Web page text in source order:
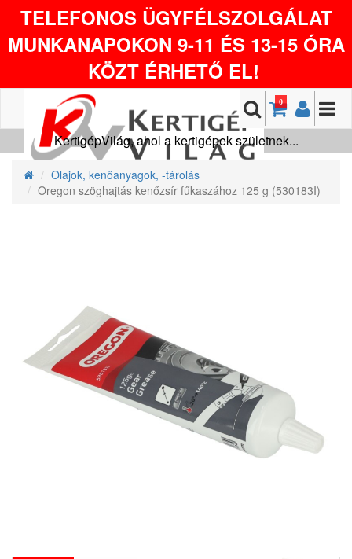
TELEFONOS ÜGYFÉLSZOLGÁLAT
MUNKANAPOKON 9-11 ÉS 13-15 ÓRA
KÖZT ÉRHETŐ EL!
0
KertigépVilág, ahol a kertigépek születnek...
Olajok, kenőanyagok, -tárolás
Oregon szöghajtás kenőzsír fűkaszához 125 g (530183I)